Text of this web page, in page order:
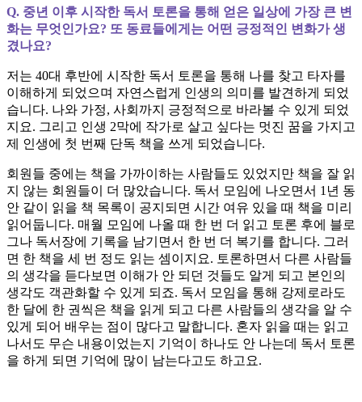
Q. 중년 이후 시작한 독서 토론을 통해 얻은 일상에 가장 큰 변
화는 무엇인가요? 또 동료들에게는 어떤 긍정적인 변화가 생
겼나요?
저는 40대 후반에 시작한 독서 토론을 통해 나를 찾고 타자를
이해하게 되었으며 자연스럽게 인생의 의미를 발견하게 되었
습니다. 나와 가정, 사회까지 긍정적으로 바라볼 수 있게 되었
지요. 그리고 인생 2막에 작가로 살고 싶다는 멋진 꿈을 가지고
제 인생에 첫 번째 단독 책을 쓰게 되었습니다.
회원들 중에는 책을 가까이하는 사람들도 있었지만 책을 잘 읽
지 않는 회원들이 더 많았습니다. 독서 모임에 나오면서 1년 동
안 같이 읽을 책 목록이 공지되면 시간 여유 있을 때 책을 미리
읽어둡니다. 매월 모임에 나올 때 한 번 더 읽고 토론 후에 블로
그나 독서장에 기록을 남기면서 한 번 더 복기를 합니다. 그러
면 한 책을 세 번 정도 읽는 셈이지요. 토론하면서 다른 사람들
의 생각을 듣다보면 이해가 안 되던 것들도 알게 되고 본인의
생각도 객관화할 수 있게 되죠. 독서 모임을 통해 강제로라도
한 달에 한 권씩은 책을 읽게 되고 다른 사람들의 생각을 알 수
있게 되어 배우는 점이 많다고 말합니다. 혼자 읽을 때는 읽고
나서도 무슨 내용이었는지 기억이 하나도 안 나는데 독서 토론
을 하게 되면 기억에 많이 남는다고도 하고요.